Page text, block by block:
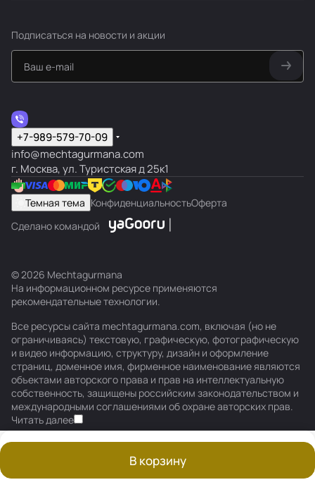
В корзину
Подписаться на новости и акции
+7-989-579-70-09
info@mechtagurmana.com
г. Москва, ул. Туристская д 25к1
Темная тема КонфиденциальностьОферта
Сделано командой
© 2026 Mechtagurmana
На информационном ресурсе применяются
рекомендательные технологии.
Все ресурсы сайта mechtagurmana.com, включая (но не
ограничиваясь) текстовую, графическую, фотографическую
и видео информацию, структуру, дизайн и оформление
страниц, доменное имя, фирменное наименование являются
объектами авторского права и прав на интеллектуальную
собственность, защищены российским законодательством и
международными соглашениями об охране авторских прав.
Читать далее